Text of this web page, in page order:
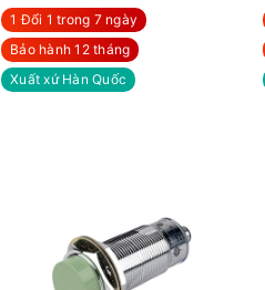
1 Đổi 1 trong 7 ngày
Bảo hành 12 tháng
Xuất xứ Hàn Quốc